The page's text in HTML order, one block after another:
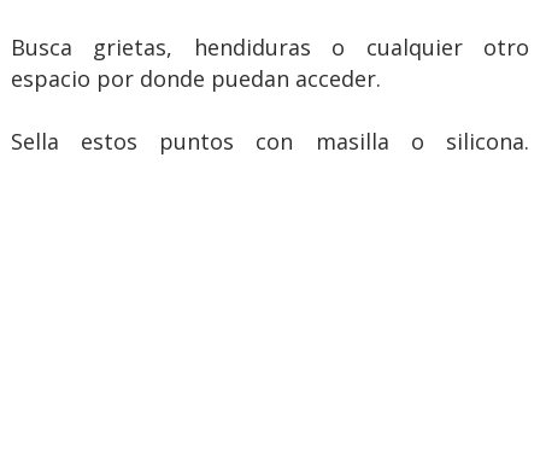
Busca grietas, hendiduras o cualquier otro
espacio por donde puedan acceder.
Sella estos puntos con masilla o silicona.